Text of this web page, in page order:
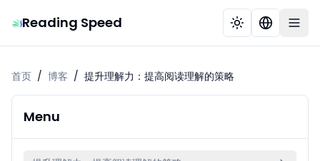
Reading Speed
首页 / 博客 / 提升理解力：提高阅读理解的策略
Menu